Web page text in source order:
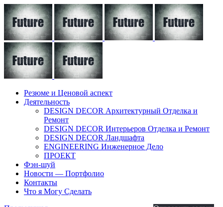
Резюме и Ценовой аспект
Деятельность
DESIGN DECOR Архитектурный Отделка и
Ремонт
DESIGN DECOR Интерьеров Отделка и Ремонт
DESIGN DECOR Ландшафта
ENGINEERING Инженерное Дело
ПРОЕКТ
Фэн-шуй
Новости — Портфолио
Контакты
Что я Могу Сделать